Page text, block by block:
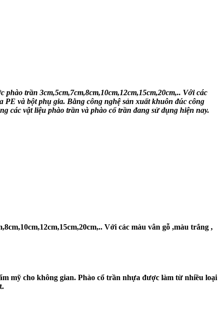
trần 3cm,5cm,7cm,8cm,10cm,12cm,15cm,20cm,.. Với các
và bột phụ gia. Bằng công nghệ sản xuất khuôn đúc công
các vật liệu phào trần và phào cổ trần đang sử dụng hiện nay.
Với các màu vân gỗ ,màu trắng ,
mỹ cho không gian. Phào cổ trần nhựa được làm từ nhiều loại